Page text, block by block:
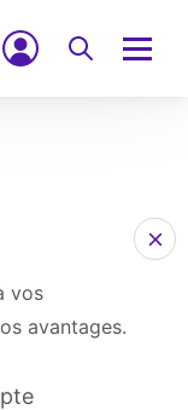
vos
avantages.